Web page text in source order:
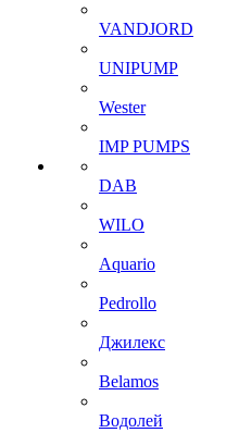
VANDJORD
UNIPUMP
Wester
IMP PUMPS
DAB
WILO
Aquario
Pedrollo
Джилекс
Belamos
Водолей